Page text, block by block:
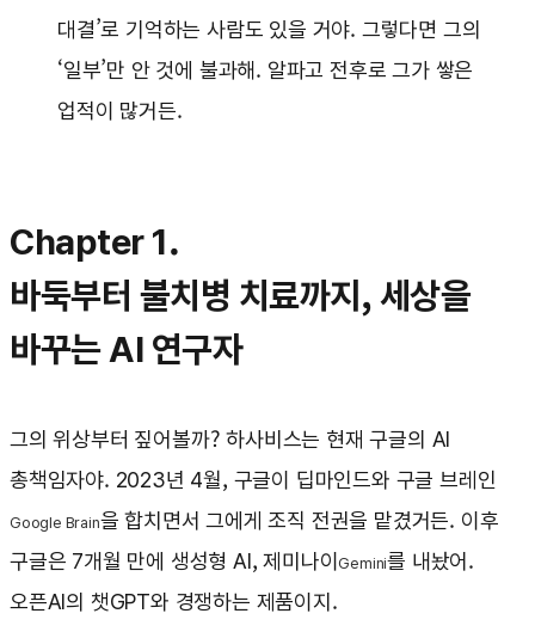
대결’로 기억하는 사람도 있을 거야. 그렇다면 그의
‘일부’만 안 것에 불과해. 알파고 전후로 그가 쌓은
업적이 많거든.
Chapter 1.
바둑부터 불치병 치료까지, 세상을
바꾸는 AI 연구자
그의 위상부터 짚어볼까? 하사비스는 현재 구글의 AI
총책임자야. 2023년 4월, 구글이 딥마인드와 구글 브레인
Google Brain을 합치면서 그에게 조직 전권을 맡겼거든. 이후
구글은 7개월 만에 생성형 AI, 제미나이Gemini를 내놨어.
오픈AI의 챗GPT와 경쟁하는 제품이지.